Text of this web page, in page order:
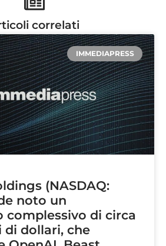
correlati
IMMEDIAPRESS
(NASDAQ:
noto un
complessivo di circa
di dollari, che